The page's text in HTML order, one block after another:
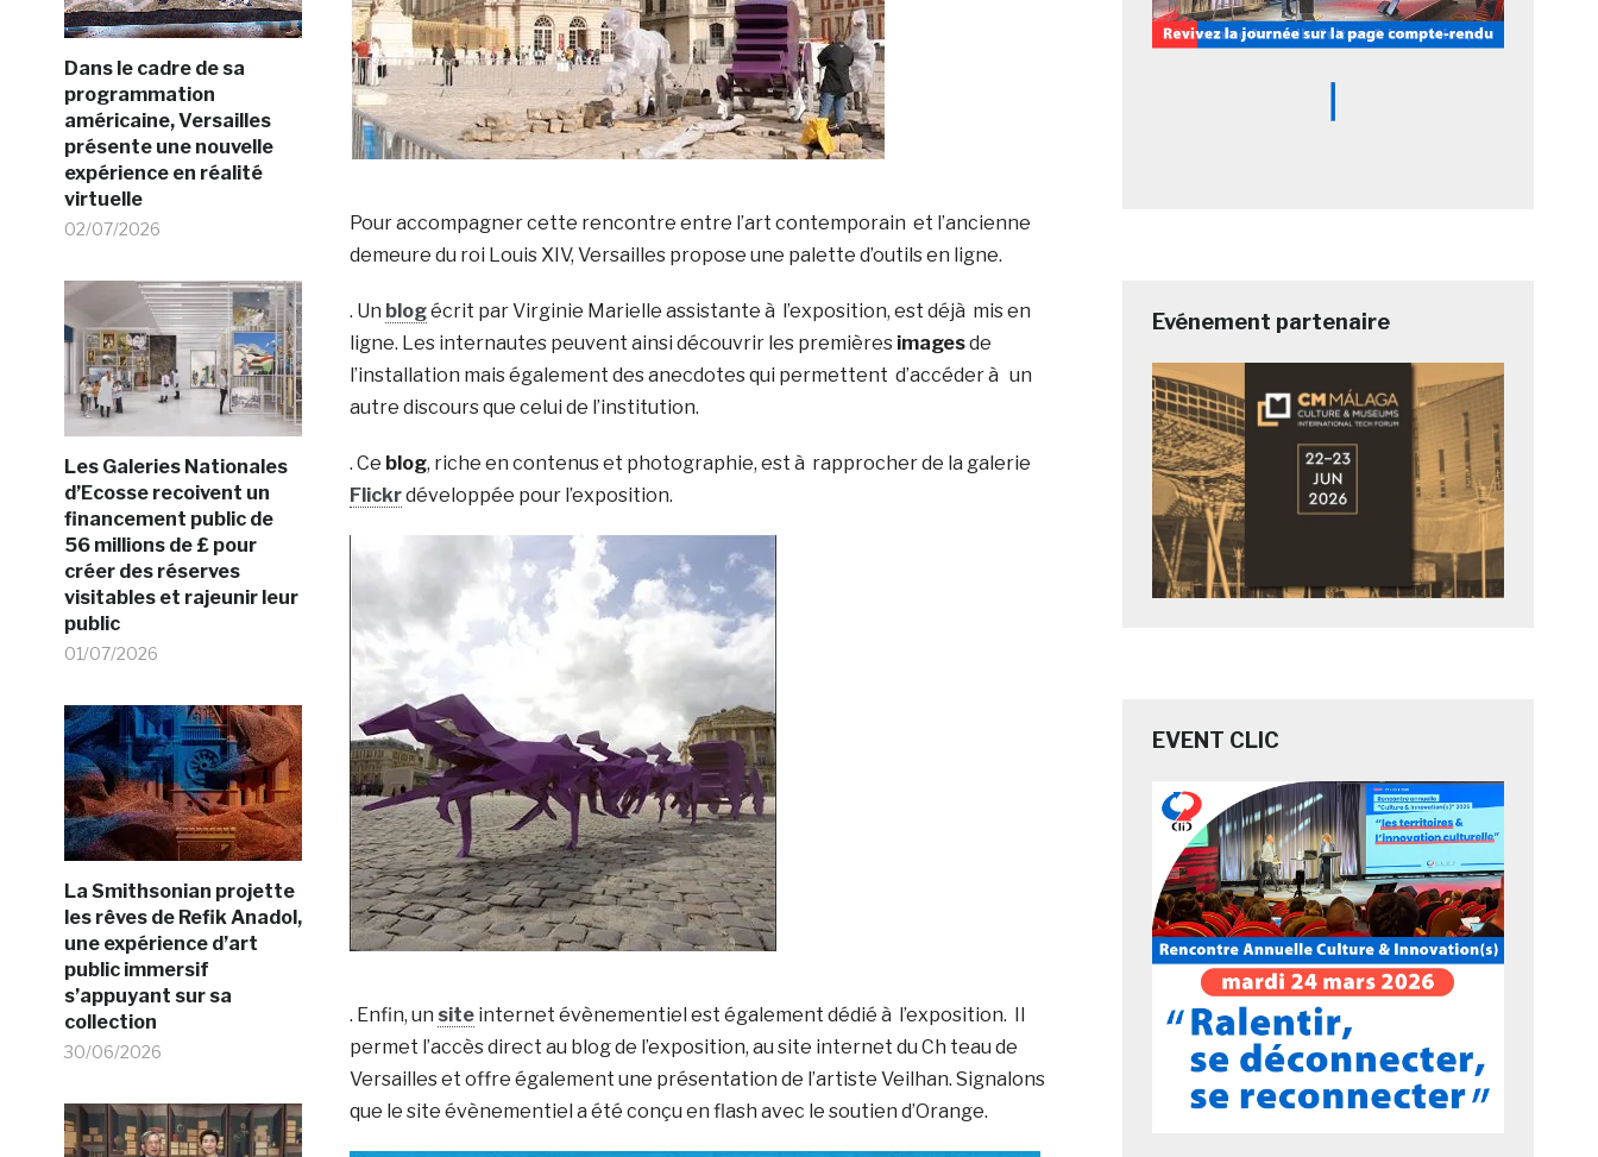
Dans le cadre de sa
programmation
américaine, Versailles
présente une nouvelle
expérience en réalité
virtuelle
02/07/2026
Les Galeries Nationales
d’Ecosse recoivent un
financement public de
56 millions de £ pour
créer des réserves
visitables et rajeunir leur
public
01/07/2026
La Smithsonian projette
les rêves de Refik Anadol,
une expérience d’art
public immersif
s’appuyant sur sa
collection
30/06/2026
Pour accompagner cette rencontre entre l’art contemporain et l’ancienne
demeure du roi Louis XIV, Versailles propose une palette d’outils en ligne.
. Un blogécrit par Virginie Marielle assistante à l’exposition, est déjà mis en
ligne. Les internautes peuvent ainsi découvrir les premières imagesde
l’installation mais également des anecdotes qui permettent d’accéder à un
autre discours que celui de l’institution.
. Ce blog, riche en contenus et photographie, est à rapprocher de la galerie
Flickrdéveloppée pour l’exposition.
. Enfin, un siteinternet évènementiel est également dédié à l’exposition. Il
permet l’accès direct au blog de l’exposition, au site internet du Ch teau de
Versailles et offre également une présentation de l’artiste Veilhan. Signalons
que le site évènementiel a été conçu en flash avec le soutien d’Orange.
Evénement partenaire
EVENT CLIC